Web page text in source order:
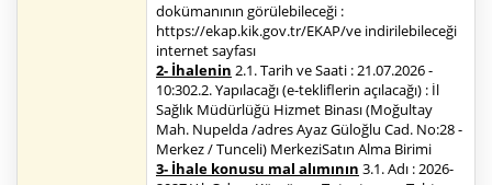
dokümanının görülebileceği :
https://ekap.kik.gov.tr/EKAP/ve indirilebileceği
internet sayfası
2- İhalenin 2.1. Tarih ve Saati : 21.07.2026 -
10:302.2. Yapılacağı (e-tekliflerin açılacağı) : İl
Sağlık Müdürlüğü Hizmet Binası (Moğultay
Mah. Nupelda /adres Ayaz Güloğlu Cad. No:28 -
Merkez / Tunceli) MerkeziSatın Alma Birimi
3- İhale konusu mal alımının 3.1. Adı : 2026-